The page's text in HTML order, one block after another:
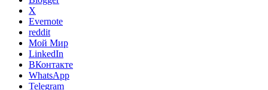
X
Evernote
reddit
Мой Мир
LinkedIn
ВКонтакте
WhatsApp
Telegram